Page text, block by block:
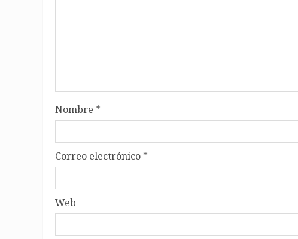
Nombre *
Correo electrónico *
Web